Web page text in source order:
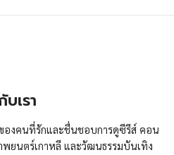
เรา
องคนที่รักและชื่นชอบการดูซีรีส์ คอน
พยนตร์เกาหลี และวัฒนธรรมบันเทิง